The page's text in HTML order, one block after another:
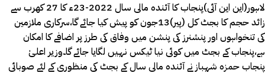
لاہور(این این آئی)پنجاب کا آئندہ مالی سال 2022-23ء کا 27 کھرب سے
زائد حجم کا بجٹ کل (پیر)13جون کو پیش کیا جائے گا،سرکاری ملازمین
کی تنخواہوں اور پنشنرز کی پنشن میں وفاق کی طرز پر اضافے کا امکان
ہے،پنجاب کے بجٹ میں کوئی نیا ٹیکس نہیں لگایا جائے گا۔وزیر اعلیٰ
پنجاب حمزہ شہباز نے آئندہ مالی سال کے بجٹ کی منظوری کے لئے صوبائی